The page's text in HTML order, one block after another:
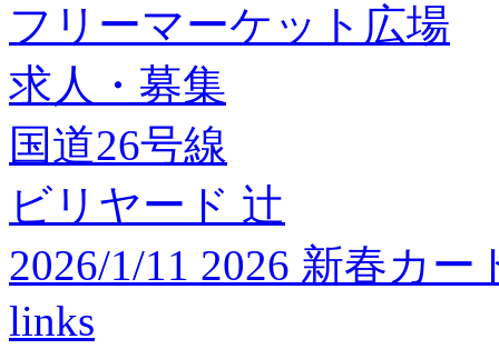
フリーマーケット広場
求人・募集
国道26号線
ビリヤード 辻
2026/1/11 2026 新春カ
links